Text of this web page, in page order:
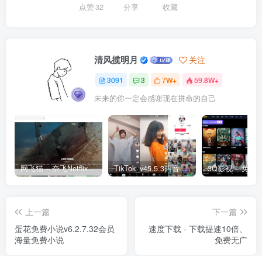
点赞32 分享 收藏
清风揽明月 关注
3091 3 7W+ 59.8W+
未来的你一定会感谢现在拼命的自己
网飞猫 – 奈飞Netflix免费看 TikTok_v45.5.3抖音国际版_免拔卡解锁全球版
上一篇
蛋花免费小说v6.2.7.32会员
海量免费小说
下一篇
速度下载 - 下载提速10倍、
免费无广